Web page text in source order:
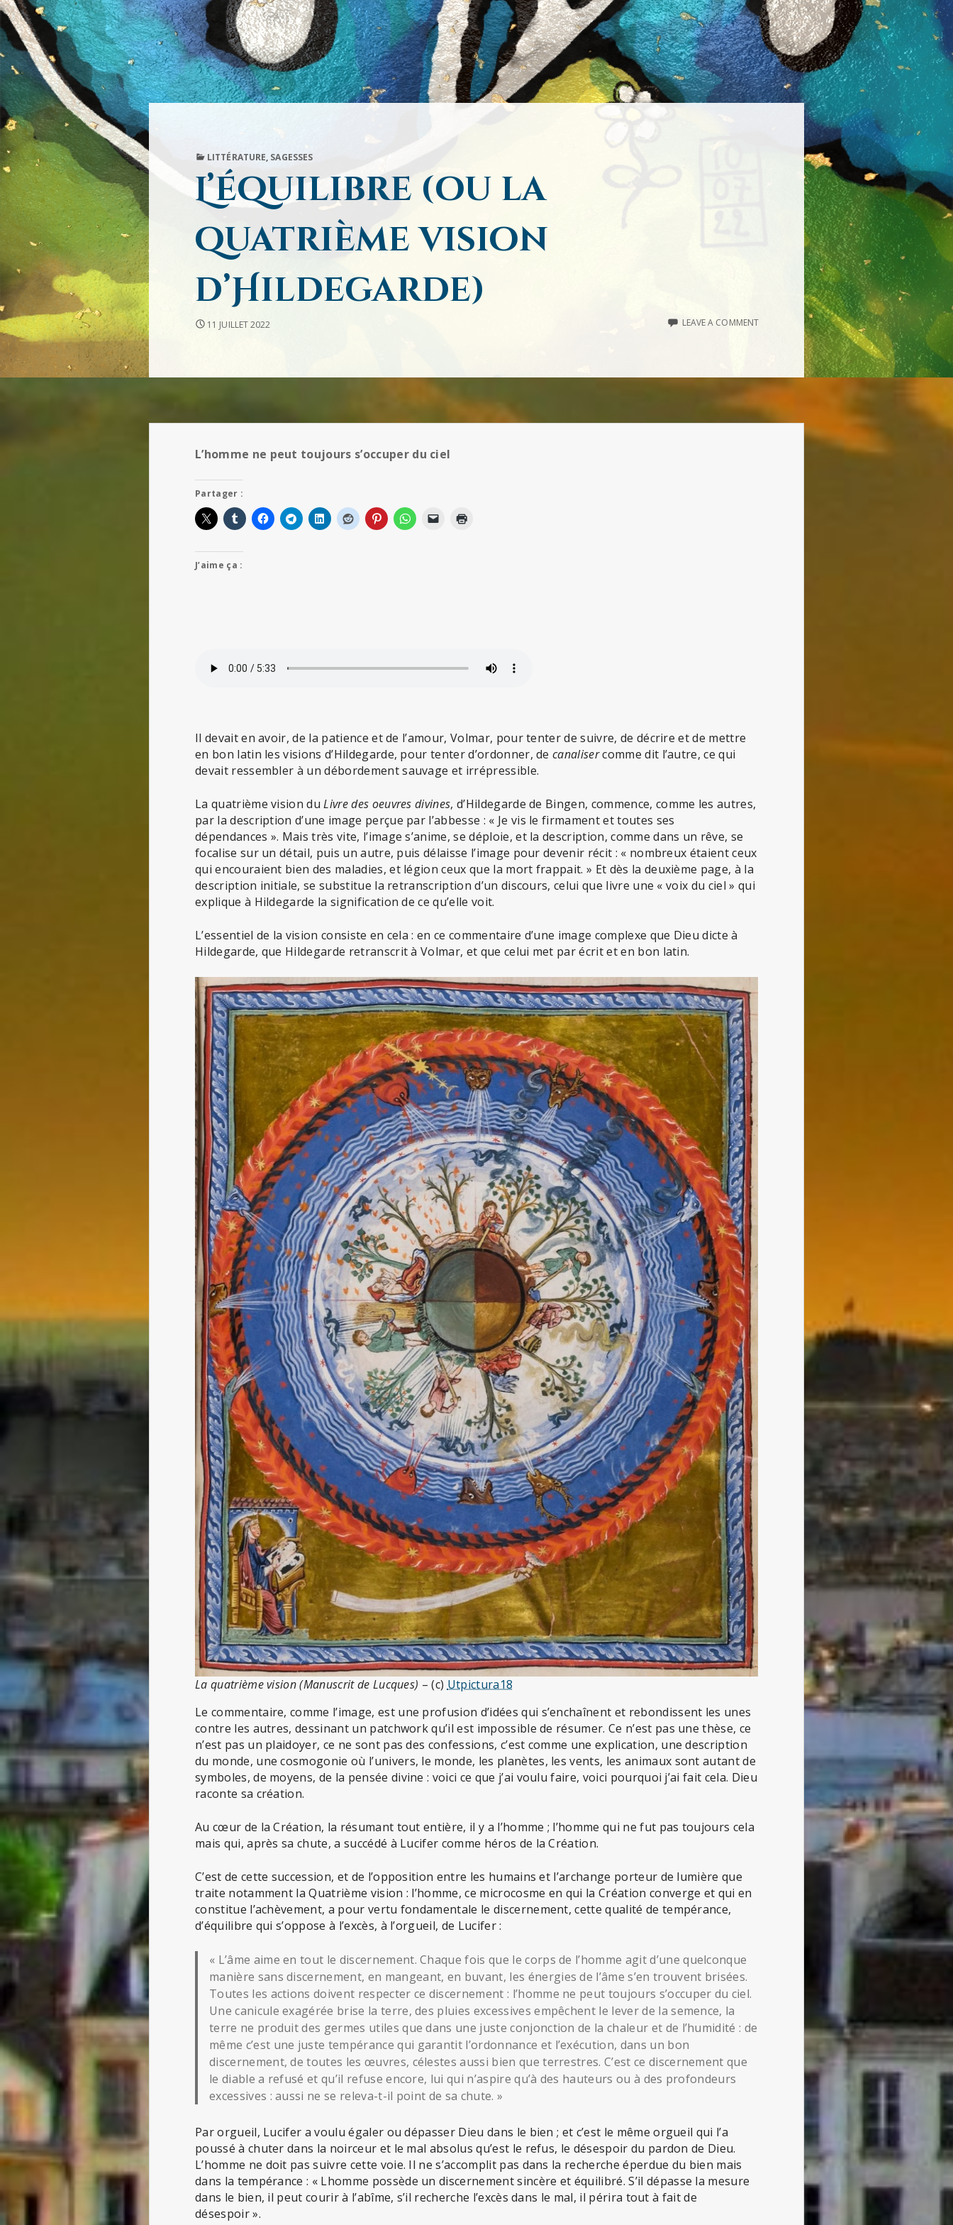
PUBLISHED
LITTÉRATURE, SAGESSES
L’équilibre (ou la
quatrième vision
d’Hildegarde)
11 JUILLET 2022 LEAVE A COMMENT
L’homme ne peut toujours s’occuper du ciel
Partager :
J’aime ça :
Il devait en avoir, de la patience et de l’amour, Volmar, pour tenter de suivre, de décrire et de mettre
en bon latin les visions d’Hildegarde, pour tenter d’ordonner, decanalisercomme dit l’autre, ce qui
devait ressembler à un débordement sauvage et irrépressible.
La quatrième vision duLivre des oeuvres divines, d’Hildegarde de Bingen, commence, comme les autres,
par la description d’une image perçue par l’abbesse : « Je vis le firmament et toutes ses
dépendances ». Mais très vite, l’image s’anime, se déploie, et la description, comme dans un rêve, se
focalise sur un détail, puis un autre, puis délaisse l’image pour devenir récit : « nombreux étaient ceux
qui encouraient bien des maladies, et légion ceux que la mort frappait. » Et dès la deuxième page, à la
description initiale, se substitue la retranscription d’un discours, celui que livre une « voix du ciel » qui
explique à Hildegarde la signification de ce qu’elle voit.
L’essentiel de la vision consiste en cela : en ce commentaire d’une image complexe que Dieu dicte à
Hildegarde, que Hildegarde retranscrit à Volmar, et que celui met par écrit et en bon latin.
La quatrième vision (Manuscrit de Lucques) – (c) Utpictura18
Le commentaire, comme l’image, est une profusion d’idées qui s’enchaînent et rebondissent les unes
contre les autres, dessinant un patchwork qu’il est impossible de résumer. Ce n’est pas une thèse, ce
n’est pas un plaidoyer, ce ne sont pas des confessions, c’est comme une explication, une description
du monde, une cosmogonie où l’univers, le monde, les planètes, les vents, les animaux sont autant de
symboles, de moyens, de la pensée divine : voici ce que j’ai voulu faire, voici pourquoi j’ai fait cela. Dieu
raconte sa création.
Au cœur de la Création, la résumant tout entière, il y a l’homme ; l’homme qui ne fut pas toujours cela
mais qui, après sa chute, a succédé à Lucifer comme héros de la Création.
C’est de cette succession, et de l’opposition entre les humains et l’archange porteur de lumière que
traite notamment la Quatrième vision : l’homme, ce microcosme en qui la Création converge et qui en
constitue l’achèvement, a pour vertu fondamentale le discernement, cette qualité de tempérance,
d’équilibre qui s’oppose à l’excès, à l’orgueil, de Lucifer :
« L’âme aime en tout le discernement. Chaque fois que le corps de l’homme agit d’une quelconque
manière sans discernement, en mangeant, en buvant, les énergies de l’âme s’en trouvent brisées.
Toutes les actions doivent respecter ce discernement : l’homme ne peut toujours s’occuper du ciel.
Une canicule exagérée brise la terre, des pluies excessives empêchent le lever de la semence, la
terre ne produit des germes utiles que dans une juste conjonction de la chaleur et de l’humidité : de
même c’est une juste tempérance qui garantit l’ordonnance et l’exécution, dans un bon
discernement, de toutes les œuvres, célestes aussi bien que terrestres. C’est ce discernement que
le diable a refusé et qu’il refuse encore, lui qui n’aspire qu’à des hauteurs ou à des profondeurs
excessives : aussi ne se releva-t-il point de sa chute. »
Par orgueil, Lucifer a voulu égaler ou dépasser Dieu dans le bien ; et c’est le même orgueil qui l’a
poussé à chuter dans la noirceur et le mal absolus qu’est le refus, le désespoir du pardon de Dieu.
L’homme ne doit pas suivre cette voie. Il ne s’accomplit pas dans la recherche éperdue du bien mais
dans la tempérance : « Lhomme possède un discernement sincère et équilibré. S’il dépasse la mesure
dans le bien, il peut courir à l’abîme, s’il recherche l’excès dans le mal, il périra tout à fait de
désespoir ».